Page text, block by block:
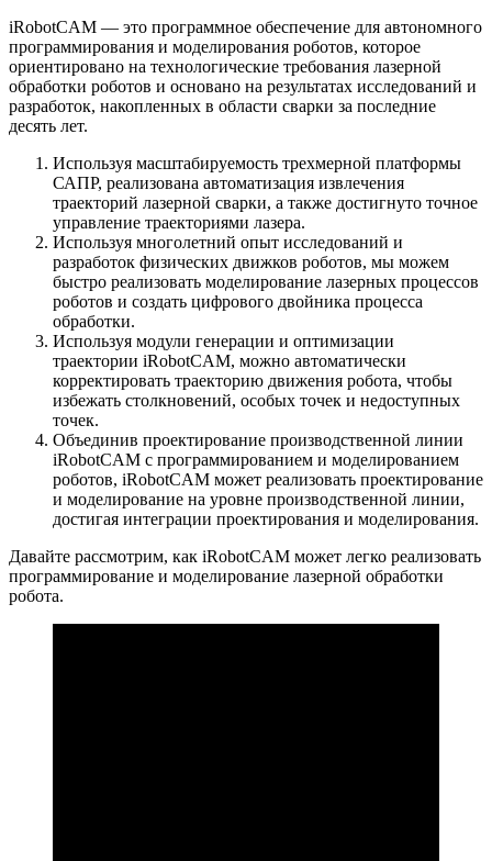
iRobotCAM — это программное обеспечение для автономного
программирования и моделирования роботов, которое
ориентировано на технологические требования лазерной
обработки роботов и основано на результатах исследований и
разработок, накопленных в области сварки за последние
десять лет.
Используя масштабируемость трехмерной платформы
САПР, реализована автоматизация извлечения
траекторий лазерной сварки, а также достигнуто точное
управление траекториями лазера.
Используя многолетний опыт исследований и
разработок физических движков роботов, мы можем
быстро реализовать моделирование лазерных процессов
роботов и создать цифрового двойника процесса
обработки.
Используя модули генерации и оптимизации
траектории iRobotCAM, можно автоматически
корректировать траекторию движения робота, чтобы
избежать столкновений, особых точек и недоступных
точек.
Объединив проектирование производственной линии
iRobotCAM с программированием и моделированием
роботов, iRobotCAM может реализовать проектирование
и моделирование на уровне производственной линии,
достигая интеграции проектирования и моделирования.
Давайте рассмотрим, как iRobotCAM может легко реализовать
программирование и моделирование лазерной обработки
робота.